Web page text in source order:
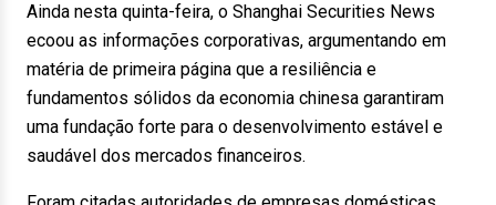
Ainda nesta quinta-feira, o Shanghai Securities News
ecoou as informações corporativas, argumentando em
matéria de primeira página que a resiliência e
fundamentos sólidos da economia chinesa garantiram
uma fundação forte para o desenvolvimento estável e
saudável dos mercados financeiros.